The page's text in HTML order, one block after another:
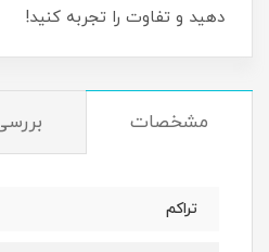
دهید و تفاوت را تجربه کنید!
مشخصات
تراکم